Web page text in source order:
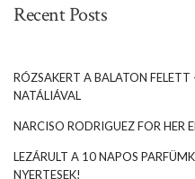
Recent Posts
RÓZSAKERT A BALATON
NATÁLIÁVAL
NARCISO RODRIGUEZ FOR HER
LEZÁRULT A 10 NAPOS
NYERTESEK!